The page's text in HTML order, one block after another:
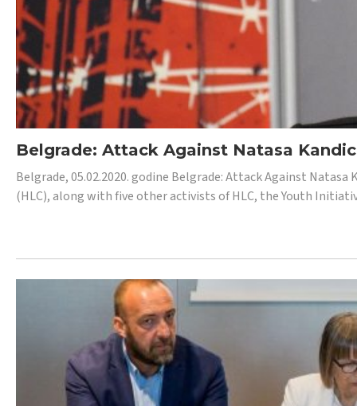
Belgrade: Attack Against Natasa
Belgrade, 05.02.2020. godine Belgrade: Attack Against
(HLC), along with five other activists of HLC, the Youth